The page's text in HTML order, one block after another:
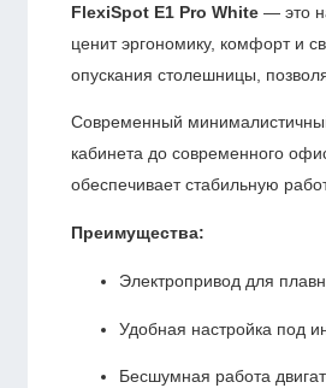
FlexiSpot E1 Pro White — это
ценит эргономику, комфорт и
опускания столешницы,
Современный
кабинета до современного
обеспечивает стабильную
Преимущества:
Электропривод для
Удобная настройка под
Бесшумная работа